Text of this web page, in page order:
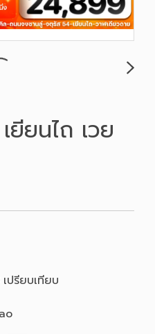
ยียนไถ เวย
เปรียบเทียบ